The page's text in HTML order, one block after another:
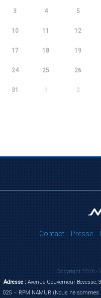
3 4 5
10 11 12
17 18 19
24 25 26
31 1 2
Contact Presse
Copyright 2016 -
Adresse :Avenue Gouverneur Bovesse,
025 – RPM NAMUR (Nous ne